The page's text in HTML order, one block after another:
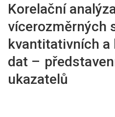
Korelační
vícerozměrných
kvantitativních
dat –
ukazatelů